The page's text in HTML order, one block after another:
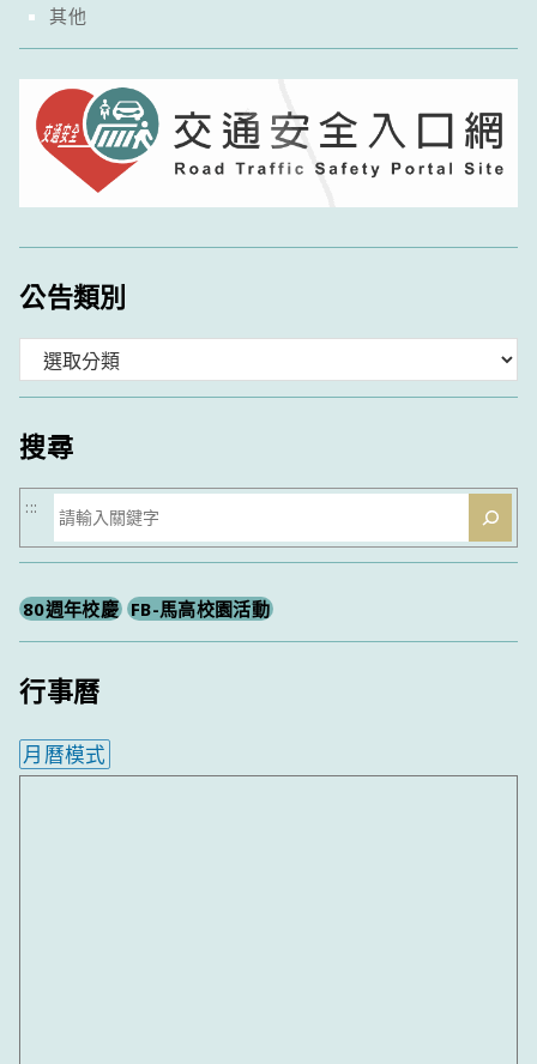
其他
公告類別
類
搜尋
搜
尋
:::
80週年校慶 FB-馬高校園活動
行事曆
月曆模式